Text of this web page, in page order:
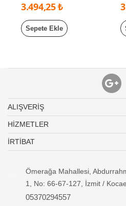
Aleti
3.494,25 ₺
Sepete Ekle
ALIŞVERİŞ
HİZMETLER
İRTİBAT
Ömerağa Mahallesi,
1, No: 66-67-127, İzmit /
05370294557